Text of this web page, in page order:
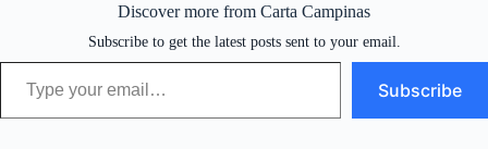
Discover more from Carta Campinas
Subscribe to get the latest posts sent to your email.
Type your email…
Subscribe